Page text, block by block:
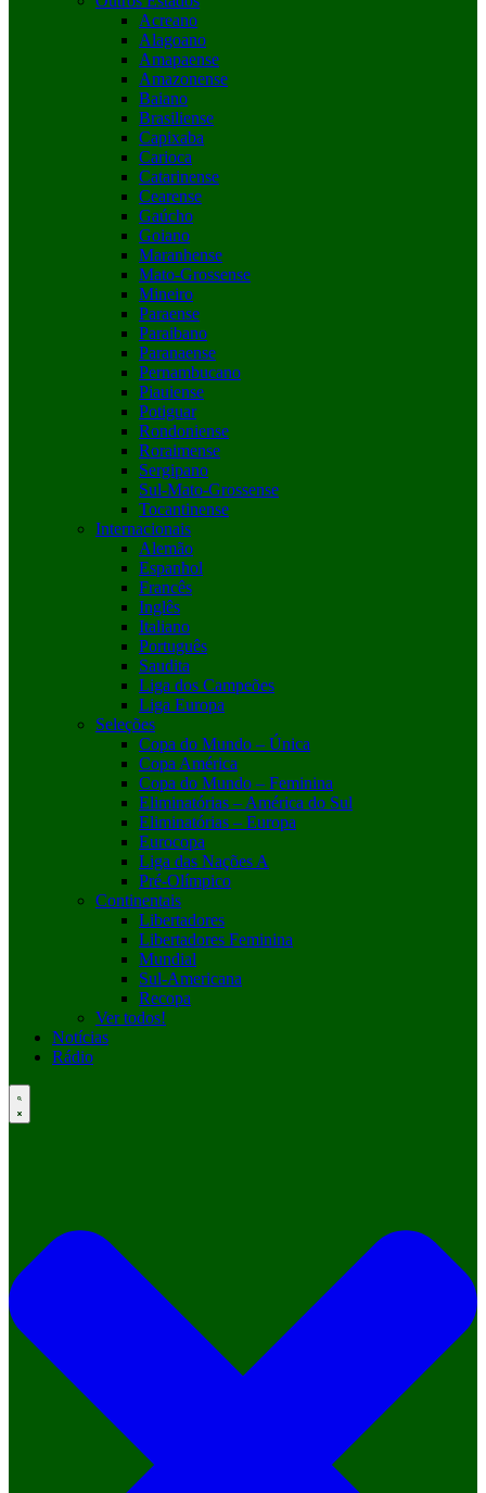
Acreano
Alagoano
Amapaense
Amazonense
Baiano
Brasiliense
Capixaba
Carioca
Catarinense
Cearense
Gaúcho
Goiano
Maranhense
Mato-Grossense
Mineiro
Paraense
Paraibano
Paranaense
Pernambucano
Piauiense
Potiguar
Rondoniense
Roraimense
Sergipano
Sul-Mato-Grossense
Tocantinense
Internacionais
Alemão
Espanhol
Francês
Inglês
Italiano
Português
Saudita
Liga dos Campeões
Liga Europa
Seleções
Copa do Mundo – Única
Copa América
Copa do Mundo – Feminina
Eliminatórias – América do Sul
Eliminatórias – Europa
Eurocopa
Liga das Nações A
Pré-Olímpico
Continentais
Libertadores
Libertadores Feminina
Mundial
Sul-Americana
Recopa
Ver todos!
Notícias
Rádio